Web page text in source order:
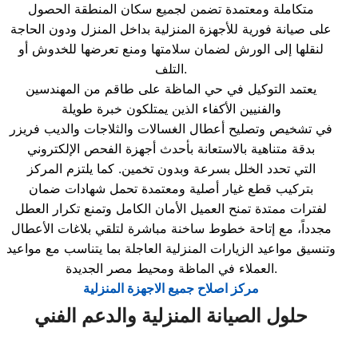
متكاملة ومعتمدة تضمن لجميع سكان المنطقة الحصول
على صيانة فورية للأجهزة المنزلية بداخل المنزل ودون الحاجة
لنقلها إلى الورش لضمان سلامتها ومنع تعرضها للخدوش أو
التلف.
يعتمد التوكيل في حي الماظة على طاقم من المهندسين
والفنيين الأكفاء الذين يمتلكون خبرة طويلة
في تشخيص وتصليح أعطال الغسالات والثلاجات والديب فريزر
بدقة متناهية بالاستعانة بأحدث أجهزة الفحص الإلكتروني
التي تحدد الخلل بسرعة وبدون تخمين. كما يلتزم المركز
بتركيب قطع غيار أصلية ومعتمدة تحمل شهادات ضمان
لفترات ممتدة تمنح العميل الأمان الكامل وتمنع تكرار العطل
مجدداً، مع إتاحة خطوط ساخنة مباشرة لتلقي بلاغات الأعطال
وتنسيق مواعيد الزيارات المنزلية العاجلة بما يتناسب مع مواعيد
العملاء في الماظة ومحيط مصر الجديدة.
مركز اصلاح جميع الاجهزة المنزلية
حلول الصيانة المنزلية والدعم الفني